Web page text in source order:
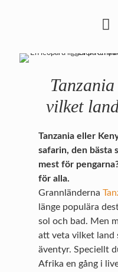
vilket
Tanzania eller
safarin, den bästa
mest för
för alla.
Grannländerna
länge populära
sol och bad. Men
att veta vilket land
äventyr. Speciellt
Afrika en gång i